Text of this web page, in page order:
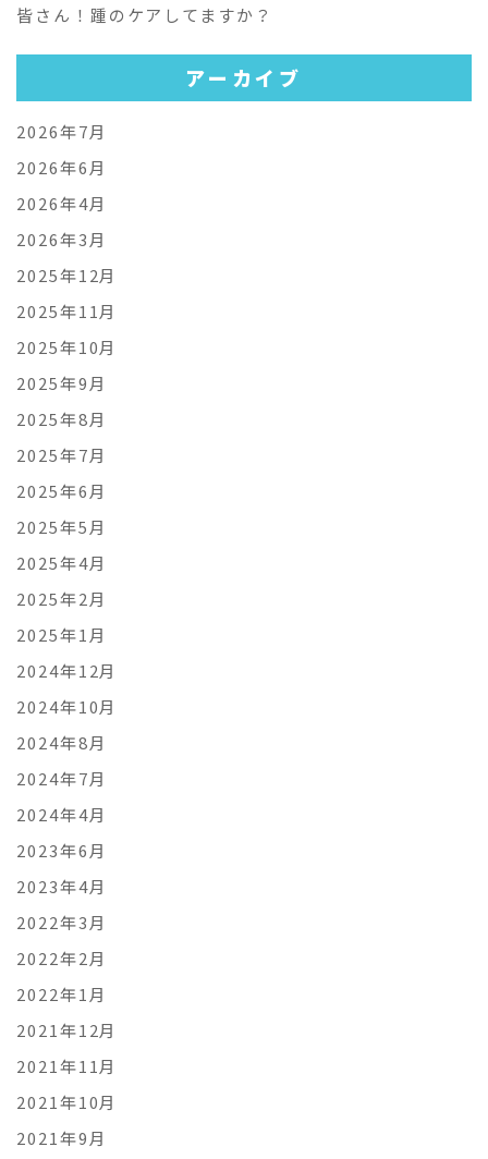
皆さん！踵のケアしてますか？
アーカイブ
2026年7月
2026年6月
2026年4月
2026年3月
2025年12月
2025年11月
2025年10月
2025年9月
2025年8月
2025年7月
2025年6月
2025年5月
2025年4月
2025年2月
2025年1月
2024年12月
2024年10月
2024年8月
2024年7月
2024年4月
2023年6月
2023年4月
2022年3月
2022年2月
2022年1月
2021年12月
2021年11月
2021年10月
2021年9月